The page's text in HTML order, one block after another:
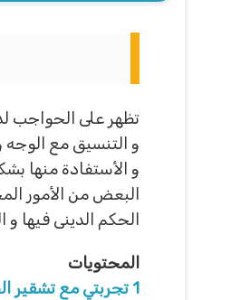
تظهر على الحواجب
و التنسيق مع الوجه
و الأستفادة منها
البعض من الأمور
الحكم الدينى فيها
المحتويات
1 تجربتي مع تشقير